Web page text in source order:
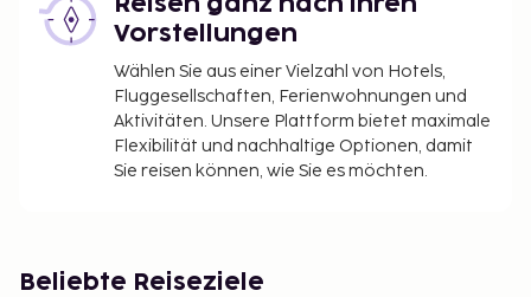
Reisen ganz nach ihren
Vorstellungen
Wählen Sie aus einer Vielzahl von Hotels,
Fluggesellschaften, Ferienwohnungen und
Aktivitäten. Unsere Plattform bietet maximale
Flexibilität und nachhaltige Optionen, damit
Sie reisen können, wie Sie es möchten.
Beliebte Reiseziele